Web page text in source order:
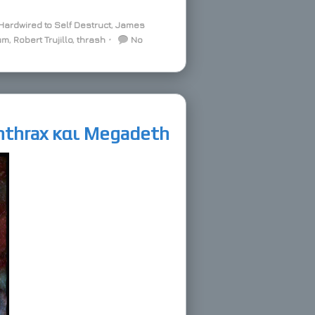
to Self Destruct, James
, Robert Trujillo, thrash ⋅
No
και Megadeth